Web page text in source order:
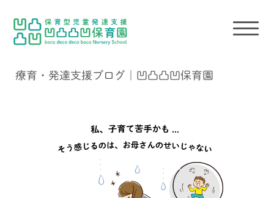
療育・発達支援ブログ｜凹凸凸凹保育園